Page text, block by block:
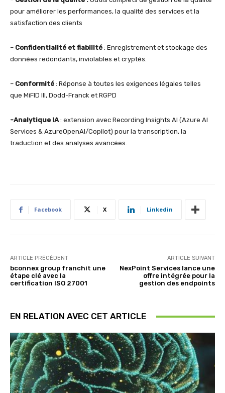
pour améliorer les performances, la qualité des services et la
satisfaction des clients
– Confidentialité et fiabilité : Enregistrement et stockage des
données redondants, inviolables et cryptés.
– Conformité : Réponse à toutes les exigences légales telles
que MiFID III, Dodd-Franck et RGPD
-Analytique IA: extension avec Recording Insights AI (Azure AI
Services & AzureOpenAI/Copilot) pour la transcription, la
traduction et des analyses avancées.
Facebook X Linkedin
ARTICLE PRÉCÉDENT
bconnex group franchit une
étape clé avec la
certification ISO 27001
ARTICLE SUIVANT
NexPoint Services lance une
offre intégrée pour la
gestion des endpoints
EN RELATION AVEC CET ARTICLE